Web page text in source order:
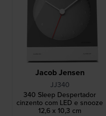
Jacob Jensen
JJ340
340 Sleep Despertador
cinzento com LED e snooze
12,6 x 10,3 cm